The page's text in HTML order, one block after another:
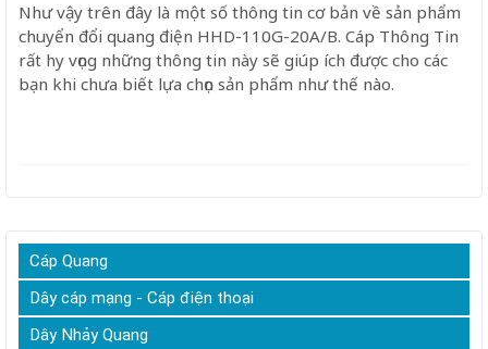
Như vậy trên đây là một số thông tin cơ bản về sản phẩm
chuyển đổi quang điện HHD-110G-20A/B. Cáp Thông Tin
rất hy vọng những thông tin này sẽ giúp ích được cho các
bạn khi chưa biết lựa chọn sản phẩm như thế nào.
Cáp Quang
Dây cáp mạng - Cáp điện thoại
Dây Nhảy Quang